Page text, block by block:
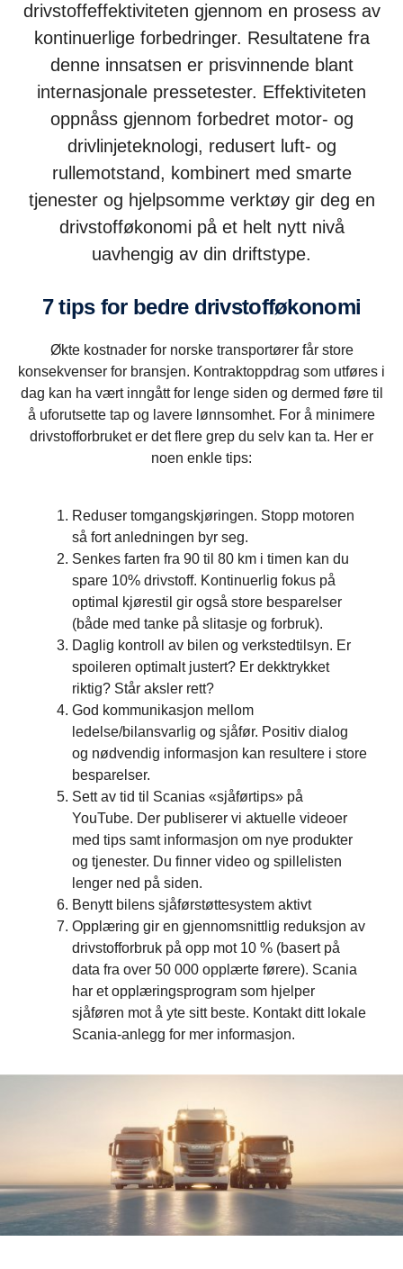
drivstoffeffektiviteten gjennom en prosess av
kontinuerlige forbedringer. Resultatene fra
denne innsatsen er prisvinnende blant
internasjonale pressetester. Effektiviteten
oppnåss gjennom forbedret motor- og
drivlinjeteknologi, redusert luft- og
rullemotstand, kombinert med smarte
tjenester og hjelpsomme verktøy gir deg en
drivstofføkonomi på et helt nytt nivå
uavhengig av din driftstype.
7 tips for bedre drivstofføkonomi
Økte kostnader for norske transportører får store
konsekvenser for bransjen. Kontraktoppdrag som utføres i
dag kan ha vært inngått for lenge siden og dermed føre til
å uforutsette tap og lavere lønnsomhet. For å minimere
drivstofforbruket er det flere grep du selv kan ta. Her er
noen enkle tips:
Reduser tomgangskjøringen. Stopp motoren
så fort anledningen byr seg.
Senkes farten fra 90 til 80 km i timen kan du
spare 10% drivstoff. Kontinuerlig fokus på
optimal kjørestil gir også store besparelser
(både med tanke på slitasje og forbruk).
Daglig kontroll av bilen og verkstedtilsyn. Er
spoileren optimalt justert? Er dekktrykket
riktig? Står aksler rett?
God kommunikasjon mellom
ledelse/bilansvarlig og sjåfør. Positiv dialog
og nødvendig informasjon kan resultere i store
besparelser.
Sett av tid til Scanias «sjåførtips» på
YouTube. Der publiserer vi aktuelle videoer
med tips samt informasjon om nye produkter
og tjenester. Du finner video og spillelisten
lenger ned på siden.
Benytt bilens sjåførstøttesystem aktivt
Opplæring gir en gjennomsnittlig reduksjon av
drivstofforbruk på opp mot 10 % (basert på
data fra over 50 000 opplærte førere). Scania
har et opplæringsprogram som hjelper
sjåføren mot å yte sitt beste. Kontakt ditt lokale
Scania-anlegg for mer informasjon.